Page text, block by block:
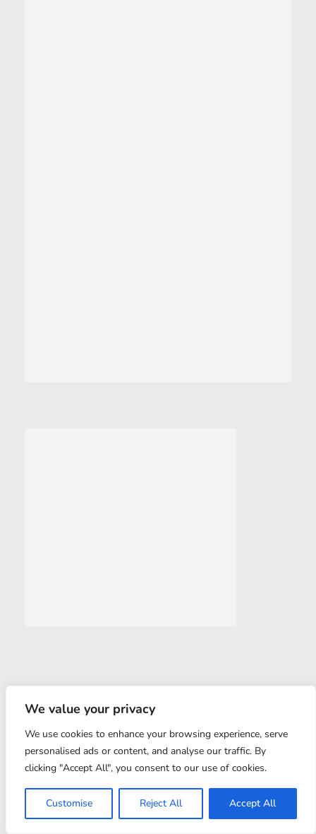
We value your privacy
We use cookies to enhance your browsing experience, serve
personalised ads or content, and analyse our traffic. By
clicking "Accept All", you consent to our use of cookies.
Customise Reject All Accept All
© 2022 CARBIMA. All rights reserved. Powered by
360INDIA
ABOUT US